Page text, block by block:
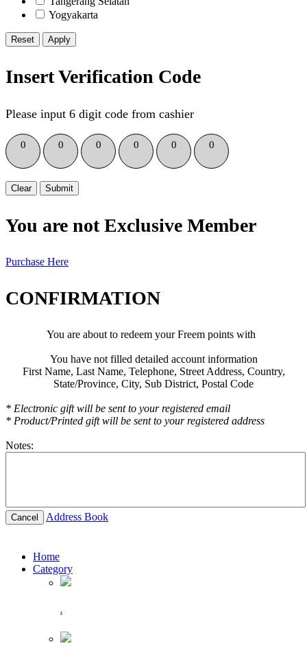
Yogyakarta
Reset
Insert Verification Code
Please input 6 digit code from cashier
0 0 0 0 0 0
Clear Submit
You are not Exclusive Member
Purchase Here
CONFIRMATION
You are about to redeem your Freem points with
You have not filled detailed account information
First Name, Last Name, Telephone, Street Address, Country,
State/Province, City, Sub District, Postal Code
* Electronic gift will be sent to your registered email
* Product/Printed gift will be sent to your registered address
Notes:
Cancel Address Book
Home
Category
.